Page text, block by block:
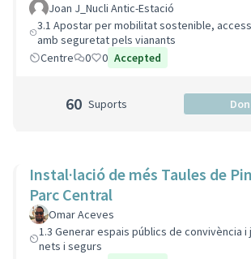
Joan J_Nucli Antic-Estació
3.1 Apostar per mobilitat sostenible,
amb seguretat pels vianants
Centre
0 0 Accepted
60 Suports
Instal·lació de més Taules de
Parc Central
Omar Aceves
1.3 Generar espais públics de convivència i
nets i segurs